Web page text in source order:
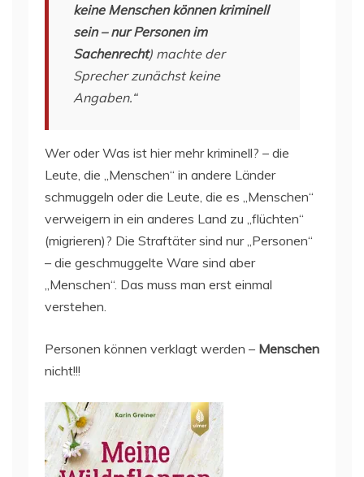
keine Menschen können kriminell
sein – nur Personen im
Sachenrecht) machte der
Sprecher zunächst keine
Angaben.“
Wer oder Was ist hier mehr kriminell? – die
Leute, die „Menschen“ in andere Länder
schmuggeln oder die Leute, die es „Menschen“
verweigern in ein anderes Land zu „flüchten“
(migrieren)? Die Straftäter sind nur „Personen“
– die geschmuggelte Ware sind aber
„Menschen“. Das muss man erst einmal
verstehen.
Personen können verklagt werden – Menschen
nicht!!!